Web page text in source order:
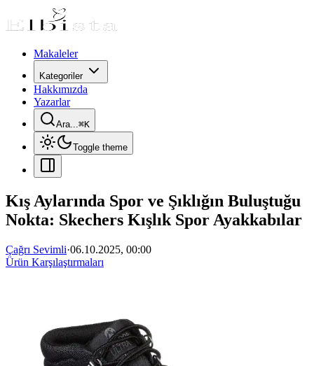
Makaleler
Kategoriler
Hakkımızda
Yazarlar
Ara...⌘K
Toggle theme
Kış Aylarında Spor ve Şıklığın Buluştuğu
Nokta: Skechers Kışlık Spor Ayakkabılar
Çağrı Sevimli·06.10.2025, 00:00
Ürün Karşılaştırmaları